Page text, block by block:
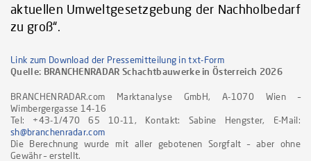
aktuellen Umweltgesetzgebung der Nachholbedarf
zu groß“.
Link zum Download der Pressemitteilung in txt-Form
Quelle: BRANCHENRADAR Schachtbauwerke in Österreich 2026
BRANCHENRADAR.com Marktanalyse GmbH, A-1070 Wien –
Wimbergergasse 14-16
Tel: +43-1/470 65 10-11, Kontakt: Sabine Hengster, E-Mail:
sh@branchenradar.com
Die Berechnung wurde mit aller gebotenen Sorgfalt – aber ohne
Gewähr – erstellt.